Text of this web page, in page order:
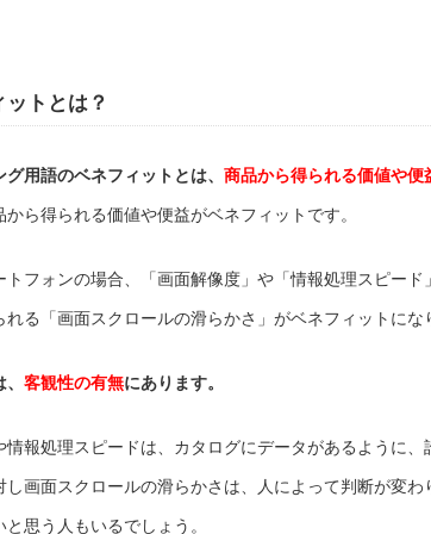
トとは？
用語のベネフィットとは、 商品から得られる価値や便
ら得られる価値や便益がベネフィットです。
トフォンの場合、「画面解像度」や「情報処理スピー
れる「画面スクロールの滑らかさ」がベネフィットにな
客観性の有無にあります。
情報処理スピードは、カタログにデータがあるように
し画面スクロールの滑らかさは、人によって判断が変
思う人もいるでしょう。